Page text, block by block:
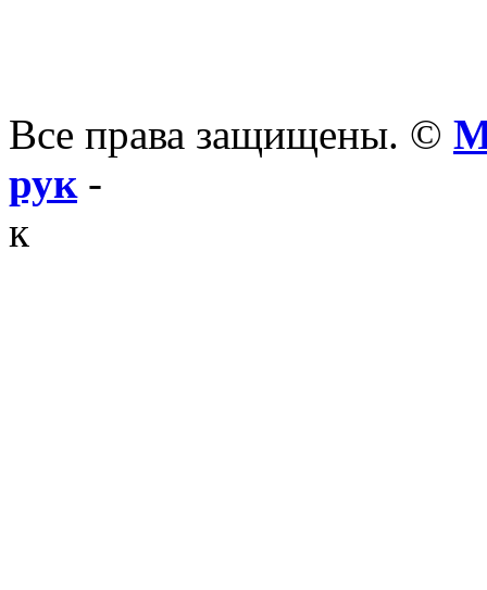
Все права защищены. ©
рук-
к